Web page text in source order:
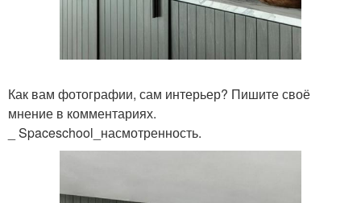
Как вам фотографии, сам интерьер? Пишите своё
мнение в комментариях.
_ Spaceschool_насмотренность.